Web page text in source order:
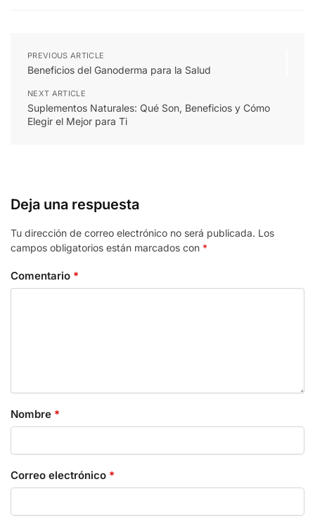
PREVIOUS ARTICLE
Beneficios del Ganoderma para la Salud
NEXT ARTICLE
Suplementos Naturales: Qué Son, Beneficios y Cómo
Elegir el Mejor para Ti
Deja una respuesta
Tu dirección de correo electrónico no será publicada. Los
campos obligatorios están marcados con *
Comentario *
Nombre *
Correo electrónico *